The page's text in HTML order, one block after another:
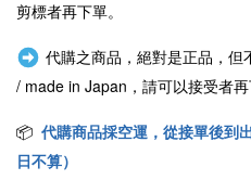
剪標者再下單。
代購之商品，絕對是正品，但
/ made in Japan ，請可以接受者
📦 代購商品採空運，從接單後到
日不算）